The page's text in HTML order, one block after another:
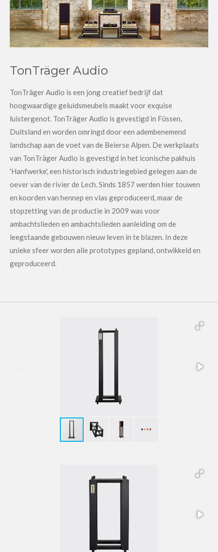
TonTräger Audio
TonTräger Audio is een jong creatief bedrijf dat
hoogwaardige geluidsmeubels maakt voor exquise
luistergenot. TonTräger Audio is gevestigd in Füssen,
Duitsland en worden omringd door een adembenemend
landschap aan de voet van de Beierse Alpen. De werkplaats
van TonTräger Audio is gevestigd in het iconische pakhuis
'Hanfwerke', een historisch industriegebied gelegen aan de
oever van de rivier de Lech. Sinds 1857 werden hier touwen
en koorden van hennep en vlas geproduceerd, maar de
stopzetting van de productie in 2009 was voor
ambachtslieden en ambachtslieden aanleiding om de
leegstaande gebouwen nieuw leven in te blazen. In deze
unieke sfeer worden alle prototypes gepland, ontwikkeld en
geproduceerd.